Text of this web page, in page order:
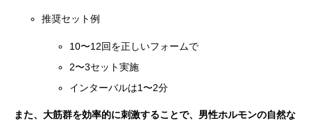
推奨セット例
10〜12回を正しいフォームで
2〜3セット実施
インターバルは1〜2分
また、大筋群を効率的に刺激することで、男性ホルモンの自然な